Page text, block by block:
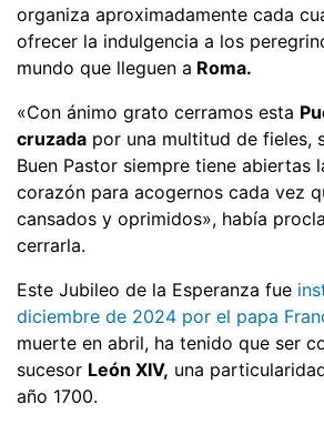
organiza aproximadamente cada
ofrecer la indulgencia a los
mundo que lleguen a Roma.
«Con ánimo grato cerramos esta
cruzada por una multitud de fieles,
Buen Pastor siempre tiene abiertas
corazón para acogernos cada vez
cansados y oprimidos», había
cerrarla.
Este Jubileo de la Esperanza fue
diciembre de 2024 por el papa
muerte en abril, ha tenido que ser
sucesor León XIV, una
año 1700.